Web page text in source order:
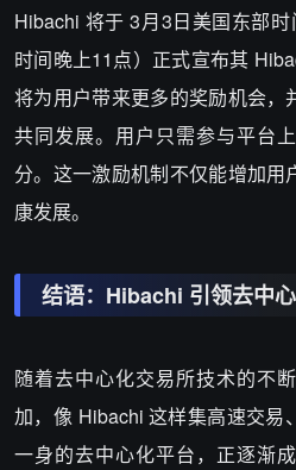
Hibachi 将于 3月3日美国东部
时间晚上11点）正式宣布其
将为用户带来更多的奖励机会，
共同发展。用户只需参与平台
分。这一激励机制不仅能增加
康发展。
结语：Hibachi 引领去中
随着去中心化交易所技术的不
加，像 Hibachi 这样集高速交易
一身的去中心化平台，正逐渐